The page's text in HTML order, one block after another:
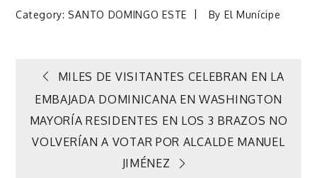
Category: SANTO DOMINGO ESTE By El Munícipe
Navegación
de
entradas
MILES DE VISITANTES CELEBRAN EN LA
EMBAJADA DOMINICANA EN WASHINGTON
MAYORÍA RESIDENTES EN LOS 3 BRAZOS NO
VOLVERÍAN A VOTAR POR ALCALDE MANUEL
JIMÉNEZ